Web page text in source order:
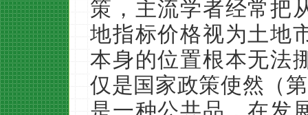
策，主流学者经常把
地指标价格视为土地
本身的位置根本无法
仅是国家政策使然（第